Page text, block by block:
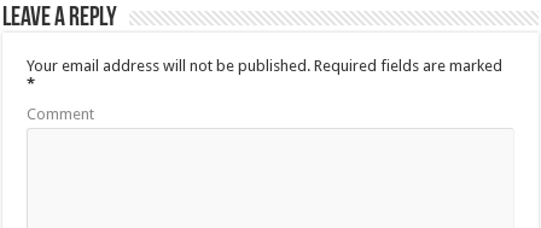
Leave a Reply
Your email address will not be published. Required fields are marked
*
Comment